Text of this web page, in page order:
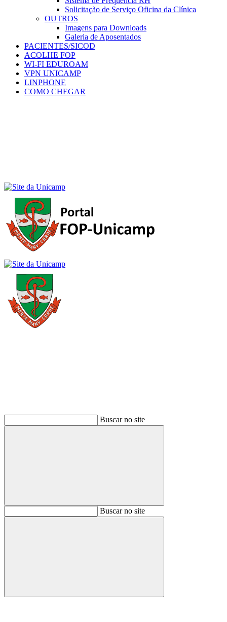
Solicitação de Serviço Oficina da Clínica
OUTROS
Imagens para Downloads
Galeria de Aposentados
PACIENTES/SICOD
ACOLHE FOP
WI-FI EDUROAM
VPN UNICAMP
LINPHONE
COMO CHEGAR
Buscar no site
BuscarBuscar no site
Buscar